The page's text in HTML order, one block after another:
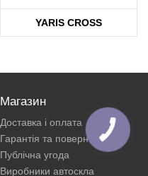
YARIS CROSS
Магазин
Доставка і оплата
Гарантія та повернення
Публічна угода
Виробники автоскла